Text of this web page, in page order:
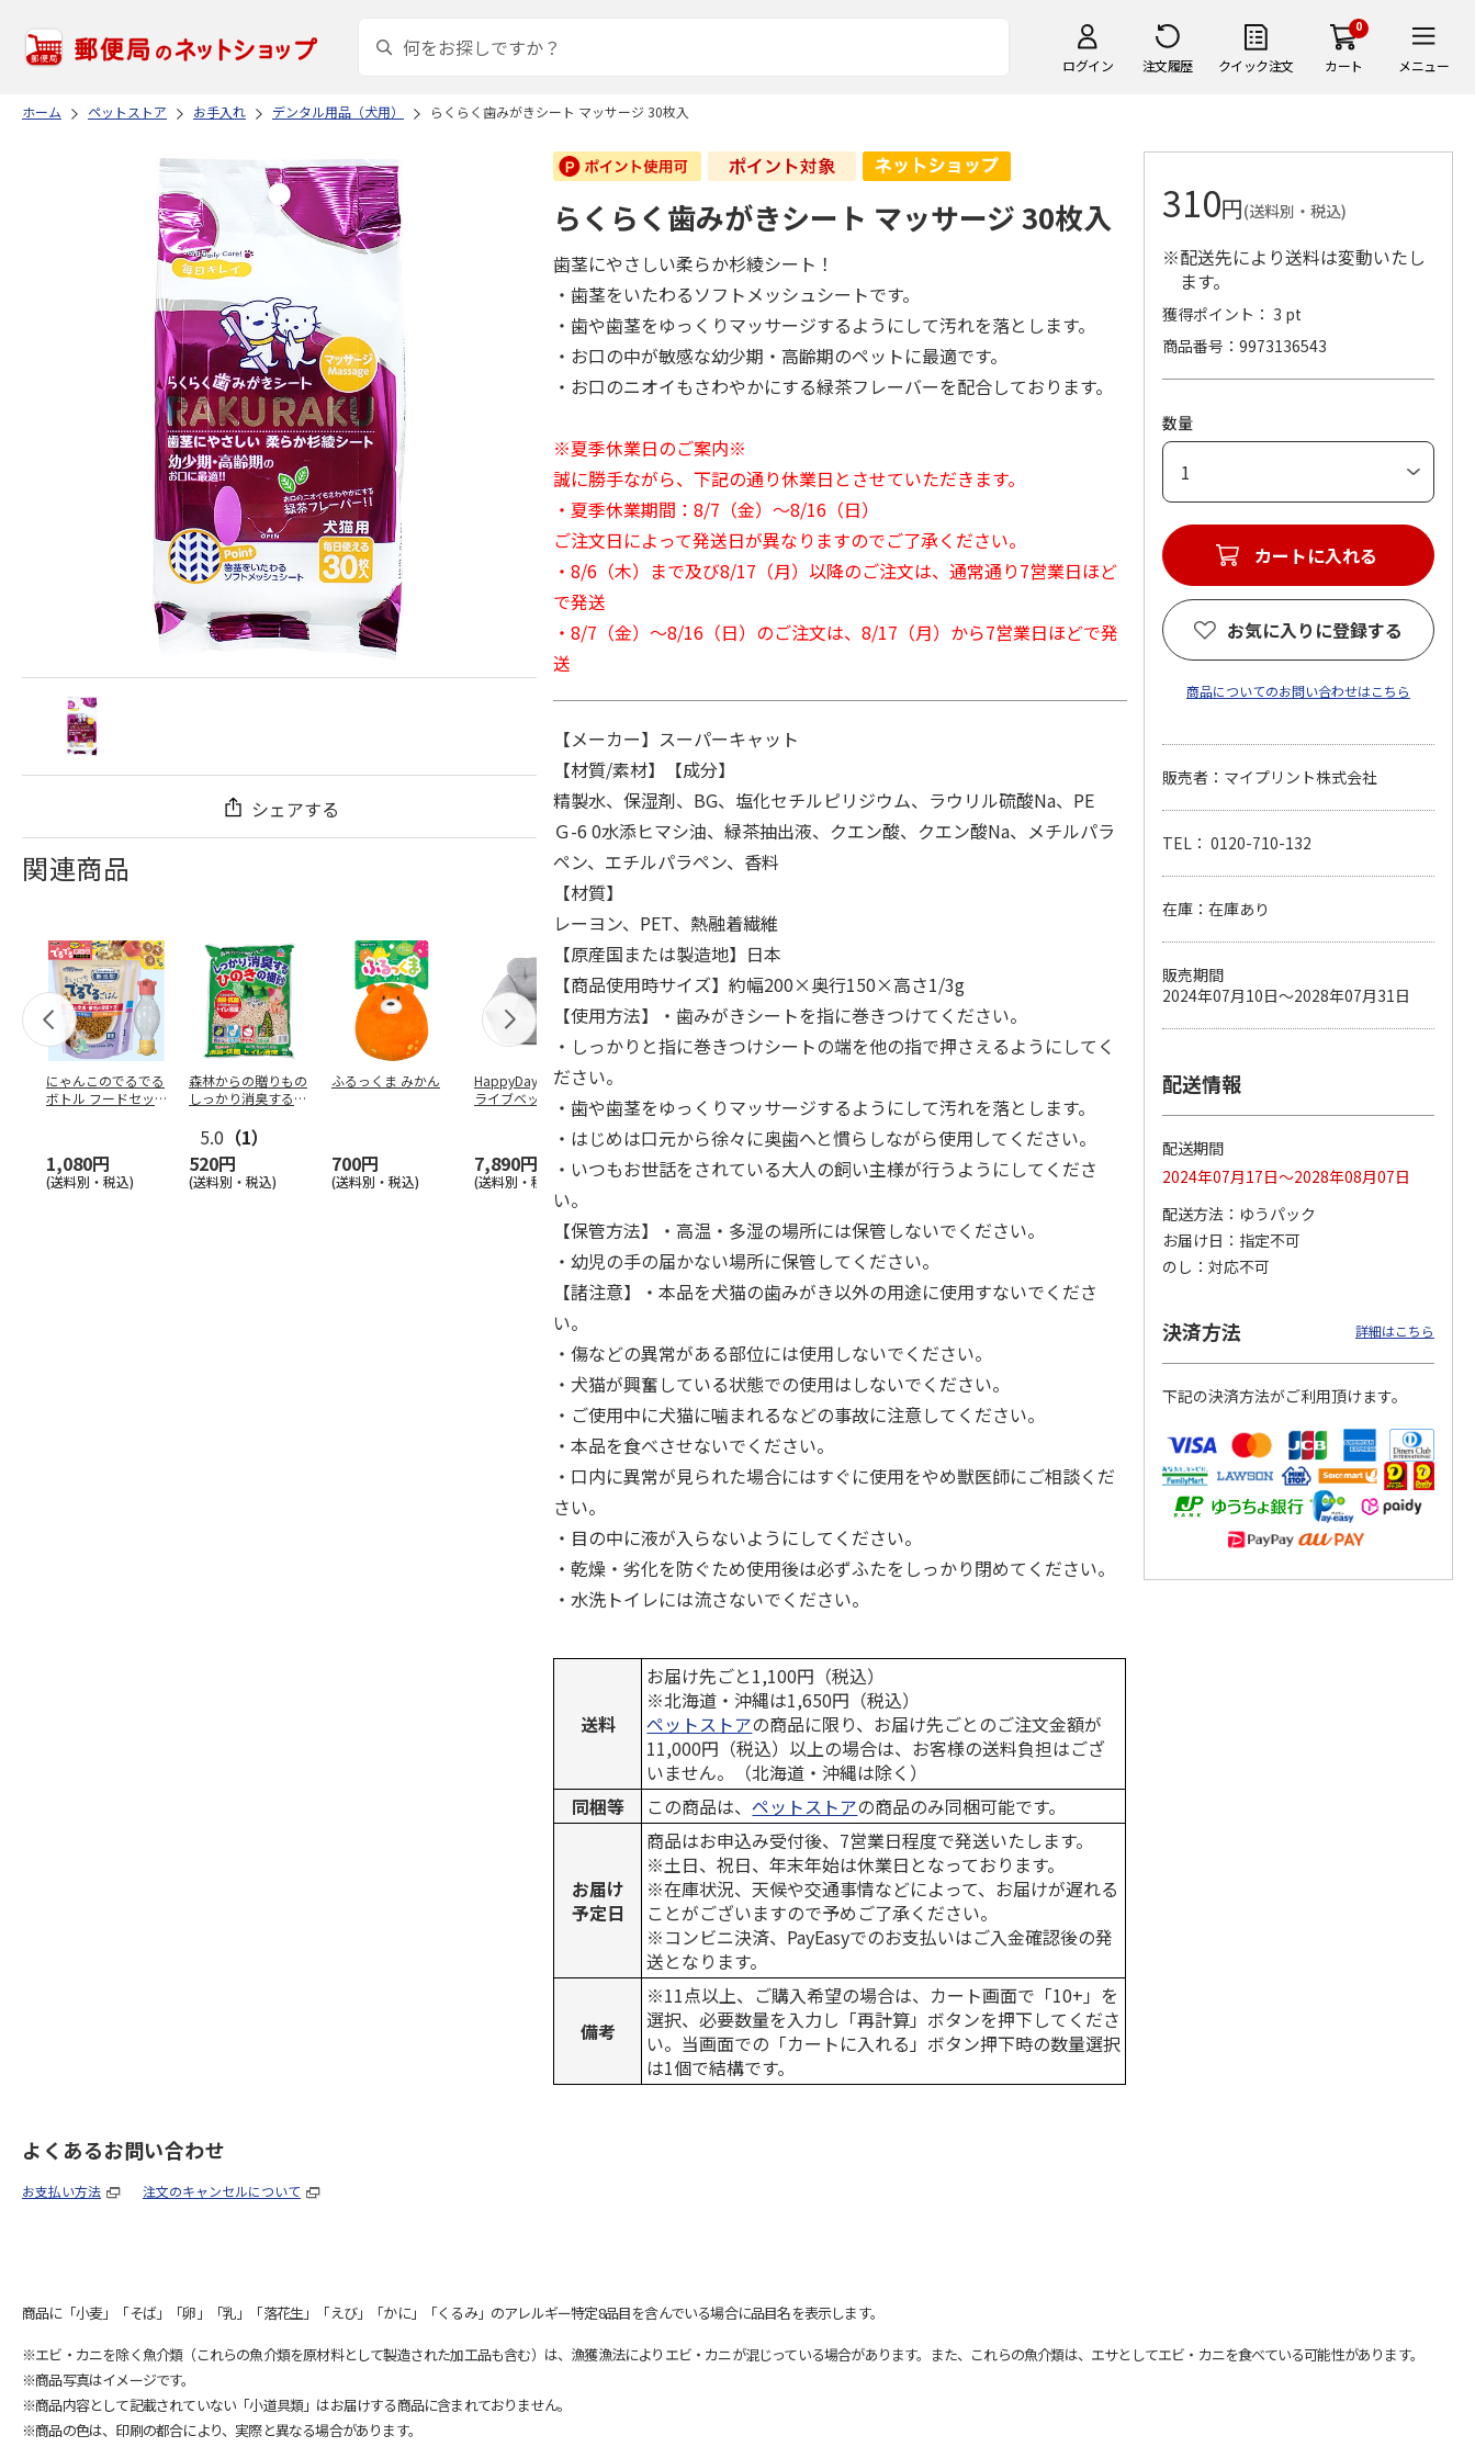
ログイン 注文履歴 クイック注文
0
カート メニュー
ホーム ペットストア お手入れ デンタル用品（犬用） らくらく歯みがきシート マッサージ 30枚入
シェアする
関連商品
にゃんこのでるでる
ボトル フードセッ
1,080円
(送料別・税込)
森林からの贈りもの
しっかり消臭するひ
5.0 （1）
520円
(送料別・税込)
ふるっくま みかん
700円
(送料別・税込)
HappyDays 2wayド
ライブベッド グレ
7,890円
(送料別・税込)
をとる砂専用 猫ト
イレ ナチュラルグ
レー
1,550円
(送料別・税込)
らない消臭・抗菌サ
ンド 4L
1,320円
(送料別・税込)
ムデンタルコーン
ぐるぐるボーン型 S
…
470円
(送料別・税込)
チ 健康に育つ子ね
こ用 まぐろ・かつ
おに …
120円
(送料別・税込)
ペット線香 虹のか
なた フルーティフ
ローラルの香り
590円
(送料別・税込)
100円
(送料別・税込)
らくらく歯みがきシート マッサージ 30枚入
歯茎にやさしい柔らか杉綾シート！
・歯茎をいたわるソフトメッシュシートです。
・歯や歯茎をゆっくりマッサージするようにして汚れを落とします。
・お口の中が敏感な幼少期・高齢期のペットに最適です。
・お口のニオイもさわやかにする緑茶フレーバーを配合しております。
※夏季休業日のご案内※
誠に勝手ながら、下記の通り休業日とさせていただきます。
・夏季休業期間：8/7（金）～8/16（日）
ご注文日によって発送日が異なりますのでご了承ください。
・8/6（木）まで及び8/17（月）以降のご注文は、通常通り7営業日ほど
で発送
・8/7（金）～8/16（日）のご注文は、8/17（月）から7営業日ほどで発
送
【メーカー】スーパーキャット
【材質/素材】【成分】
精製水、保湿剤、BG、塩化セチルピリジウム、ラウリル硫酸Na、PE
Ｇ-6 0水添ヒマシ油、緑茶抽出液、クエン酸、クエン酸Na、メチルパラ
ペン、エチルパラペン、香料
【材質】
レーヨン、PET、熱融着繊維
【原産国または製造地】日本
【商品使用時サイズ】約幅200×奥行150×高さ1/3g
【使用方法】・歯みがきシートを指に巻きつけてください。
・しっかりと指に巻きつけシートの端を他の指で押さえるようにしてく
ださい。
・歯や歯茎をゆっくりマッサージするようにして汚れを落とします。
・はじめは口元から徐々に奥歯へと慣らしながら使用してください。
・いつもお世話をされている大人の飼い主様が行うようにしてくださ
い。
【保管方法】・高温・多湿の場所には保管しないでください。
・幼児の手の届かない場所に保管してください。
【諸注意】・本品を犬猫の歯みがき以外の用途に使用すないでくださ
い。
・傷などの異常がある部位には使用しないでください。
・犬猫が興奮している状態での使用はしないでください。
・ご使用中に犬猫に噛まれるなどの事故に注意してください。
・本品を食べさせないでください。
・口内に異常が見られた場合にはすぐに使用をやめ獣医師にご相談くだ
さい。
・目の中に液が入らないようにしてください。
・乾燥・劣化を防ぐため使用後は必ずふたをしっかり閉めてください。
・水洗トイレには流さないでください。
送料
お届け先ごと1,100円（税込）
※北海道・沖縄は1,650円（税込）
ペットストアの商品に限り、お届け先ごとのご注文金額が
11,000円（税込）以上の場合は、お客様の送料負担はござ
いません。（北海道・沖縄は除く）
同梱等
この商品は、ペットストアの商品のみ同梱可能です。
お届け
予定日
商品はお申込み受付後、7営業日程度で発送いたします。
※土日、祝日、年末年始は休業日となっております。
※在庫状況、天候や交通事情などによって、お届けが遅れる
ことがございますので予めご了承ください。
※コンビニ決済、PayEasyでのお支払いはご入金確認後の発
送となります。
備考
※11点以上、ご購入希望の場合は、カート画面で「10+」を
選択、必要数量を入力し「再計算」ボタンを押下してくださ
い。当画面での「カートに入れる」ボタン押下時の数量選択
は1個で結構です。
310円(送料別・税込)
※配送先により送料は変動いたし
ます。
獲得ポイント： 3 pt
商品番号
9973136543
数量
カートに入れる
お気に入りに登録する
商品についてのお問い合わせはこちら
販売者：マイプリント株式会社
TEL： 0120-710-132
在庫：在庫あり
販売期間
2024年07月10日～2028年07月31日
配送情報
配送期間
2024年07月17日～2028年08月07日
配送方法
ゆうパック
お届け日
指定不可
のし
対応不可
決済方法 詳細はこちら
下記の決済方法がご利用頂けます。
よくあるお問い合わせ
お支払い方法 注文のキャンセルについて
商品に「小麦」「そば」「卵」「乳」「落花生」「えび」「かに」「くるみ」のアレルギー特定8品目を含んでいる場合に品目名を表示します。
※エビ・カニを除く魚介類（これらの魚介類を原材料として製造された加工品も含む）は、漁獲漁法によりエビ・カニが混じっている場合があります。また、これらの魚介類は、エサとしてエビ・カニを食べている可能性があります。
※商品写真はイメージです。
※商品内容として記載されていない「小道具類」はお届けする商品に含まれておりません。
※商品の色は、印刷の都合により、実際と異なる場合があります。